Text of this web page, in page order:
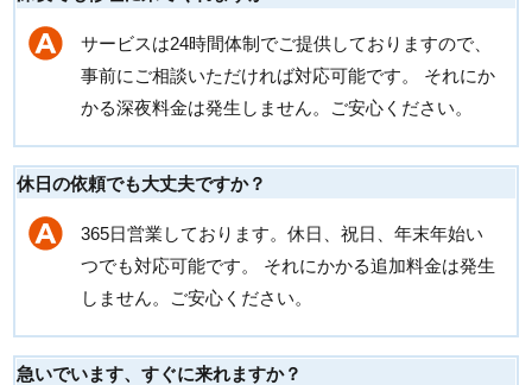
サービスは24時間体制でご提供しておりますので、
事前にご相談いただければ対応可能です。 それにか
かる深夜料金は発生しません。ご安心ください。
休日の依頼でも大丈夫ですか？
365日営業しております。休日、祝日、年末年始い
つでも対応可能です。 それにかかる追加料金は発生
しません。ご安心ください。
急いでいます、すぐに来れますか？